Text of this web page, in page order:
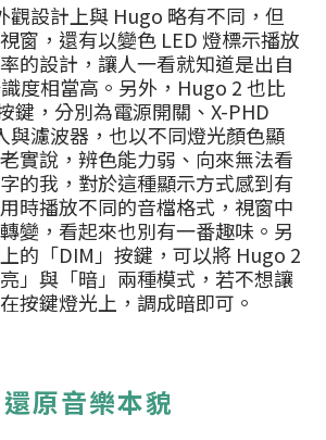
觀設計上與 Hugo 略有不同，但
窗，還有以變色 LED 燈標示播放
的設計，讓人一看就知道是出自
度相當高。另外，Hugo 2 也比
鍵，分別為電源開關、X-PHD
與濾波器，也以不同燈光顏色顯
實說，辨色能力弱、向來無法看
的我，對於這種顯示方式感到有
時播放不同的音檔格式，視窗中
變，看起來也別有一番趣味。另
的「DIM」按鍵，可以將 Hugo 2
」與「暗」兩種模式，若不想讓
按鍵燈光上，調成暗即可。
原音樂本貌